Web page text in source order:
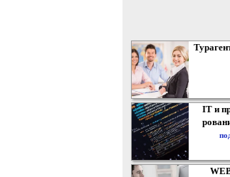
IT и